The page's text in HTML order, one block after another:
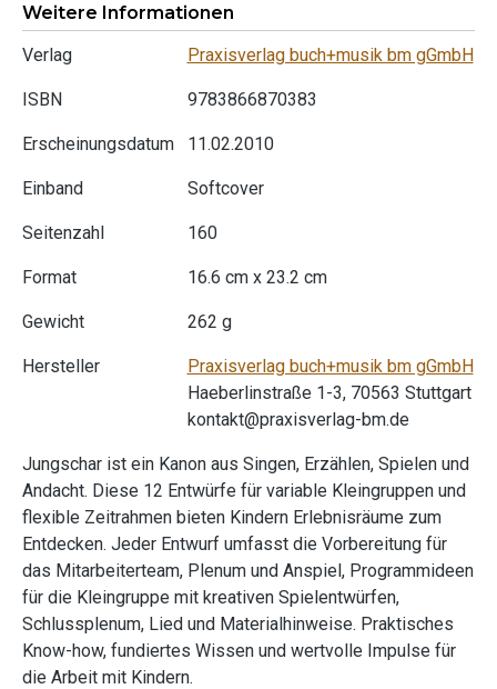
Weitere Informationen
Verlag
Praxisverlag buch+musik bm gGmbH
ISBN 9783866870383
Erscheinungsdatum 11.02.2010
Einband Softcover
Seitenzahl 160
Format 16.6 cm x 23.2 cm
Gewicht 262 g
Hersteller
Praxisverlag buch+musik bm gGmbH
Haeberlinstraße 1-3, 70563 Stuttgart
kontakt@praxisverlag-bm.de
Jungschar ist ein Kanon aus Singen, Erzählen, Spielen und
Andacht. Diese 12 Entwürfe für variable Kleingruppen und
flexible Zeitrahmen bieten Kindern Erlebnisräume zum
Entdecken. Jeder Entwurf umfasst die Vorbereitung für
das Mitarbeiterteam, Plenum und Anspiel, Programmideen
für die Kleingruppe mit kreativen Spielentwürfen,
Schlussplenum, Lied und Materialhinweise. Praktisches
Know-how, fundiertes Wissen und wertvolle Impulse für
die Arbeit mit Kindern.